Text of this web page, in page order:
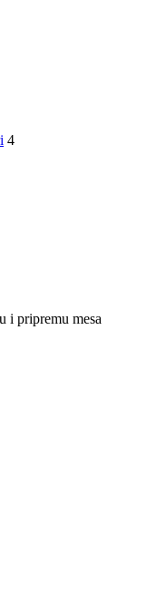
4
i pripremu mesa